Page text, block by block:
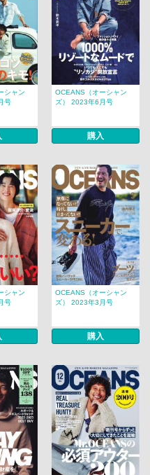
シャン
号
OCEANS（オーシャン
ズ） 2023年6月号
購入
シャン
号
OCEANS（オーシャン
ズ） 2023年3月号
購入